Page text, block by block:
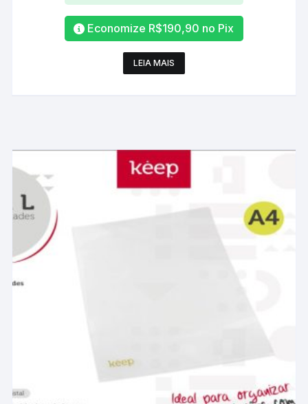
Economize R$190,90 no Pix
LEIA MAIS